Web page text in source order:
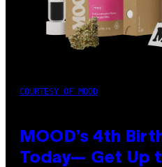
COURTESY OF MOOD
MOOD’s 4th
Today— Get Up